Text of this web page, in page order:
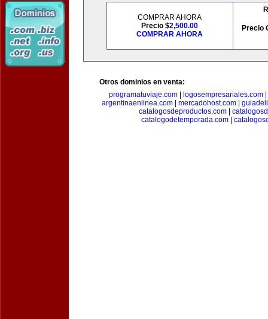
COMPRAR AHORA
Precio $2,500.00
COMPRAR AHORA
Precio
Otros dominios en venta:
programatuviaje.com| logosempresariales.com|
argentinaenlinea.com| mercadohost.com|
catalogosdeproductos.com
catalogodetemporada.com